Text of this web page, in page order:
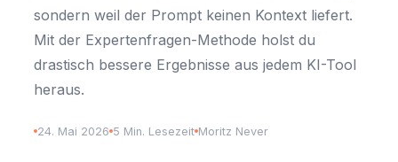
sondern weil der Prompt keinen Kontext liefert.
Mit der Expertenfragen-Methode holst du
drastisch bessere Ergebnisse aus jedem KI-Tool
heraus.
24. Mai 2026 5 Min. Lesezeit Moritz Never